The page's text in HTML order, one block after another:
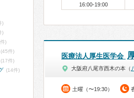
16:00-19:00
医療法人厚生医学会
大阪府八尾市西木の本（
土曜（〜19:30）
)
)
)
(45件)
(17件)
(14件)